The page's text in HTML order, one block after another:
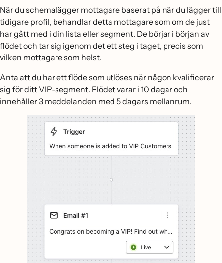
När du schemalägger mottagare baserat på när du lägger till
tidigare profil, behandlar detta mottagare som om de just
har gått med i din lista eller segment. De börjar i början av
flödet och tar sig igenom det ett steg i taget, precis som
vilken mottagare som helst.
Anta att du har ett flöde som utlöses när någon kvalificerar
sig för ditt VIP-segment. Flödet varar i 10 dagar och
innehåller 3 meddelanden med 5 dagars mellanrum.